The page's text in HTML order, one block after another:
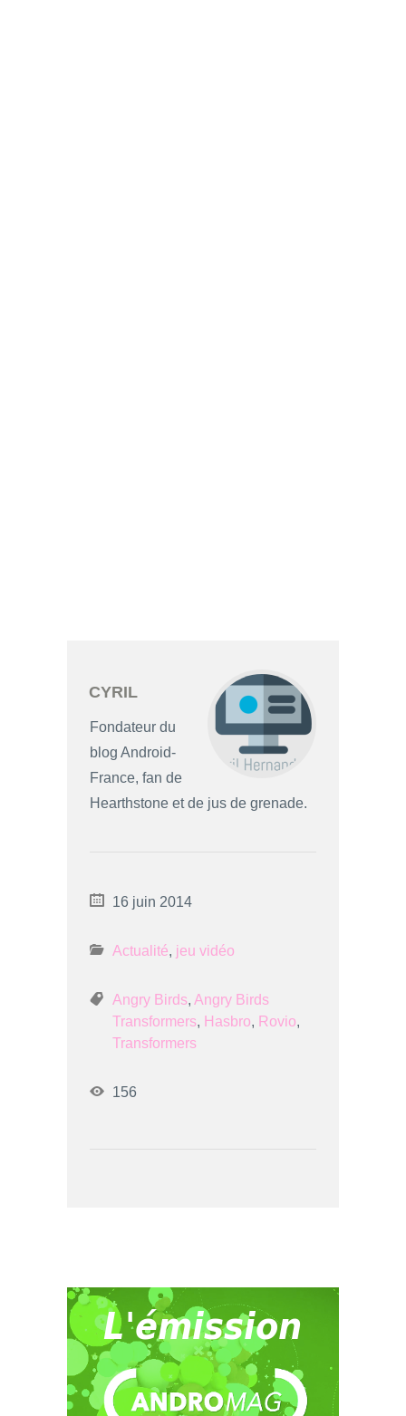
CYRIL
Fondateur du
blog Android-
France, fan de
Hearthstone et de jus de grenade.
16 juin 2014
Actualité, jeu vidéo
Angry Birds, Angry Birds
Transformers, Hasbro, Rovio,
Transformers
156